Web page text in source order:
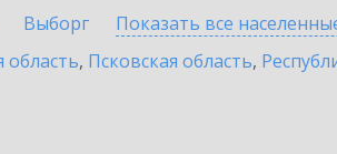
Выборг Показать все
область, Псковская область,